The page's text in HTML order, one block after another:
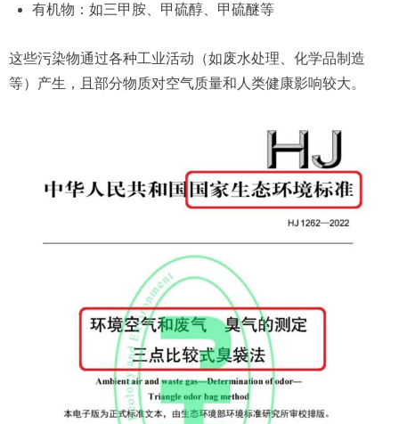
有机物：如三甲胺、甲硫醇、甲硫醚等
这些污染物通过各种工业活动（如废水处理、化学品制造
等）产生，且部分物质对空气质量和人类健康影响较大。